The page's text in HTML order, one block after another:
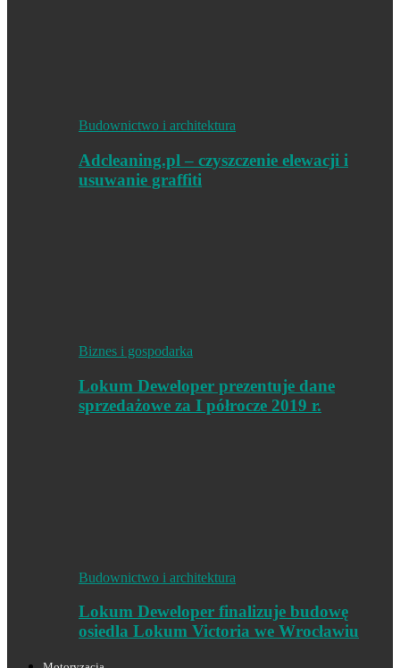
Budownictwo i architektura
Adcleaning.pl – czyszczenie elewacji i
usuwanie graffiti
Biznes i gospodarka
Lokum Deweloper prezentuje dane
sprzedażowe za I półrocze 2019 r.
Budownictwo i architektura
Lokum Deweloper finalizuje budowę
osiedla Lokum Victoria we Wrocławiu